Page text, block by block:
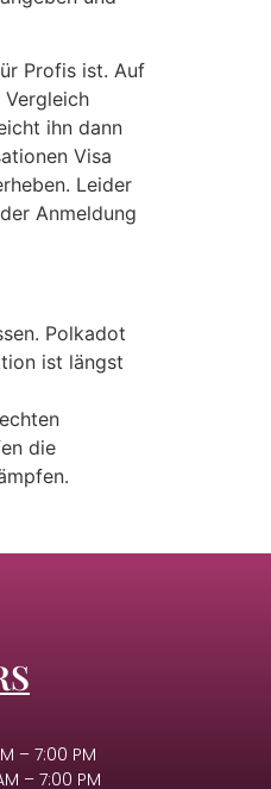
Profis ist. Auf
ihn dann
Visa
Leider
Anmeldung
Polkadot
ist längst
die
– 7:00 PM
– 7:00 PM